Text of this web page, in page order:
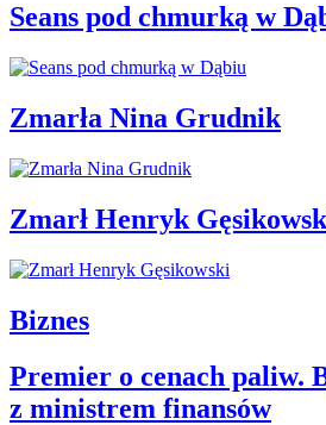
Seans pod chmurką w
Zmarła Nina Grudnik
Zmarł Henryk
Biznes
Premier o cenach paliw.
z ministrem finansów